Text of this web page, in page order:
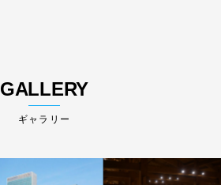
GALLERY
ギャラリー